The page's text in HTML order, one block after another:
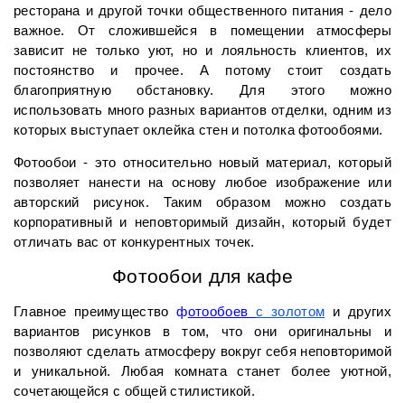
ресторана и другой точки общественного питания - дело
важное. От сложившейся в помещении атмосферы
зависит не только уют, но и лояльность клиентов, их
постоянство и прочее. А потому стоит создать
благоприятную обстановку. Для этого можно
использовать много разных вариантов отделки, одним из
которых выступает оклейка стен и потолка фотообоями.
Фотообои - это относительно новый материал, который
позволяет нанести на основу любое изображение или
авторский рисунок. Таким образом можно создать
корпоративный и неповторимый дизайн, который будет
отличать вас от конкурентных точек.
Фотообои для кафе
Главное преимущество фотообоев с золотом и других
вариантов рисунков в том, что они оригинальны и
позволяют сделать атмосферу вокруг себя неповторимой
и уникальной. Любая комната станет более уютной,
сочетающейся с общей стилистикой.